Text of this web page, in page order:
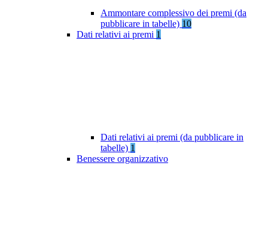
Ammontare complessivo dei premi (da
pubblicare in tabelle) 10
Dati relativi ai premi 1
Dati relativi ai premi (da pubblicare in
tabelle) 1
Benessere organizzativo